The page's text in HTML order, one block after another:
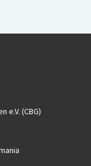
e.V. (CBG)